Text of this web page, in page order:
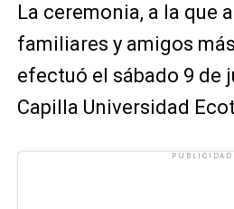
La ceremonia, a la que
familiares y amigos
efectuó el sábado 9 de
Capilla Universidad
PUBLICIDAD